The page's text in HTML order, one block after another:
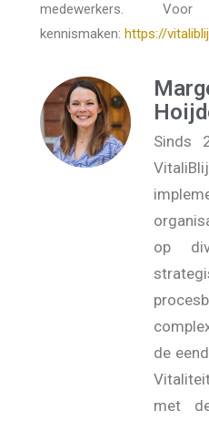
medewerkers.
kennismaken: https://
Sinds
op
de
met